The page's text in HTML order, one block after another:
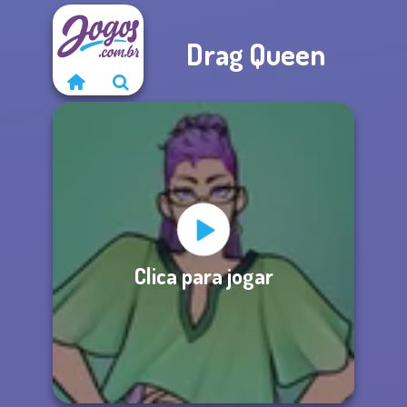
Drag Queen
Clica para jogar